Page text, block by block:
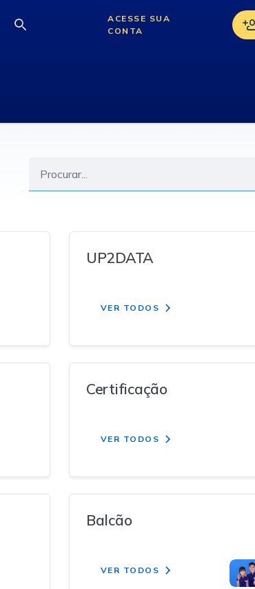
page
ACESSE SUA
CONTA
UP2DATA
VER TODOS
Certificação
VER TODOS
Balcão
VER TODOS